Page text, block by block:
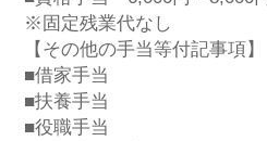
※固定残業代なし
【その他の手当等付記事項】
■借家手当
■扶養手当
■役職手当